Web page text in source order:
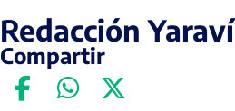
Redacción Yaraví
Compartir